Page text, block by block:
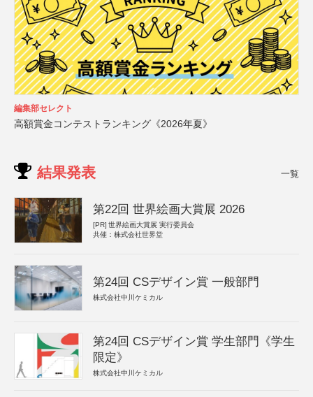
編集部セレクト
高額賞金コンテストランキング《2026年夏》
結果発表 一覧
第22回 世界絵画大賞展 2026
[PR] 世界絵画大賞展 実行委員会
共催：株式会社世界堂
第24回 CSデザイン賞 一般部門
株式会社中川ケミカル
第24回 CSデザイン賞 学生部門《学生
限定》
株式会社中川ケミカル